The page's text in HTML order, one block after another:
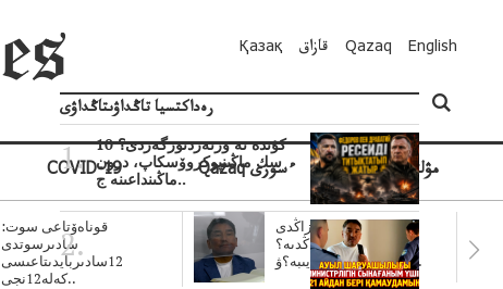
Қазақ قازاق Qazaq English
COVID-19 Qazaq ءسوزى مۋلتيمەديا
قوناەۆتاعى سوت:
سادىرسوتدى
12سادىربايدىتاعىسى
كەلە12نجى..
سۋبسيديالار زاڭدى
تولەنزاڭدىە؟
سوتتولەنگەناپتار ايىبە؟ۋ..
رەداكتسيا تاڭداۋىتاڭداۋى
10 كۇندە نە وزنەردىوزگەردى؟
سك ماڭىنپوكروۆسكاپ، درون
ماڭىنداعىنە ج..